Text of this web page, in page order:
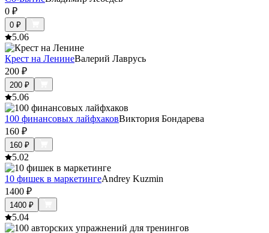
0 ₽
0 ₽
5.06
Крест на ЛенинеВалерий Лаврусь
200 ₽
200 ₽
5.06
100 финансовых лайфхаковВиктория Бондарева
160 ₽
160 ₽
5.02
10 фишек в маркетингеAndrey Kuzmin
1400 ₽
1400 ₽
5.04